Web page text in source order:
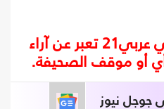
المقالات المنشورة في عربي21 تعبر عن آراء
أو موقف الصحيفة.
جوجل نيوز